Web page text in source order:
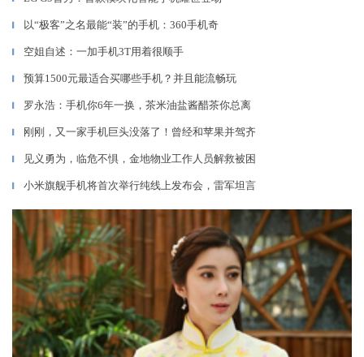
▎ 以“极客”之名最能“装”的手机：360手机奇
▎ 空姐自述：一加手机3T用着很顺手
▎ 预算1500元最适合买哪些手机？并且能流畅玩
▎ 罗永浩：手机你6年一换，茶米油盐酱醋茶你总离
▎ 刚刚，又一家手机巨头没落了！曾经和苹果并驾齐
▎ 见义勇为，临危不惧，金地物业工作人员解救被困
▎ 小米旗舰手机将首次举行纯线上发布会，雷军坦言